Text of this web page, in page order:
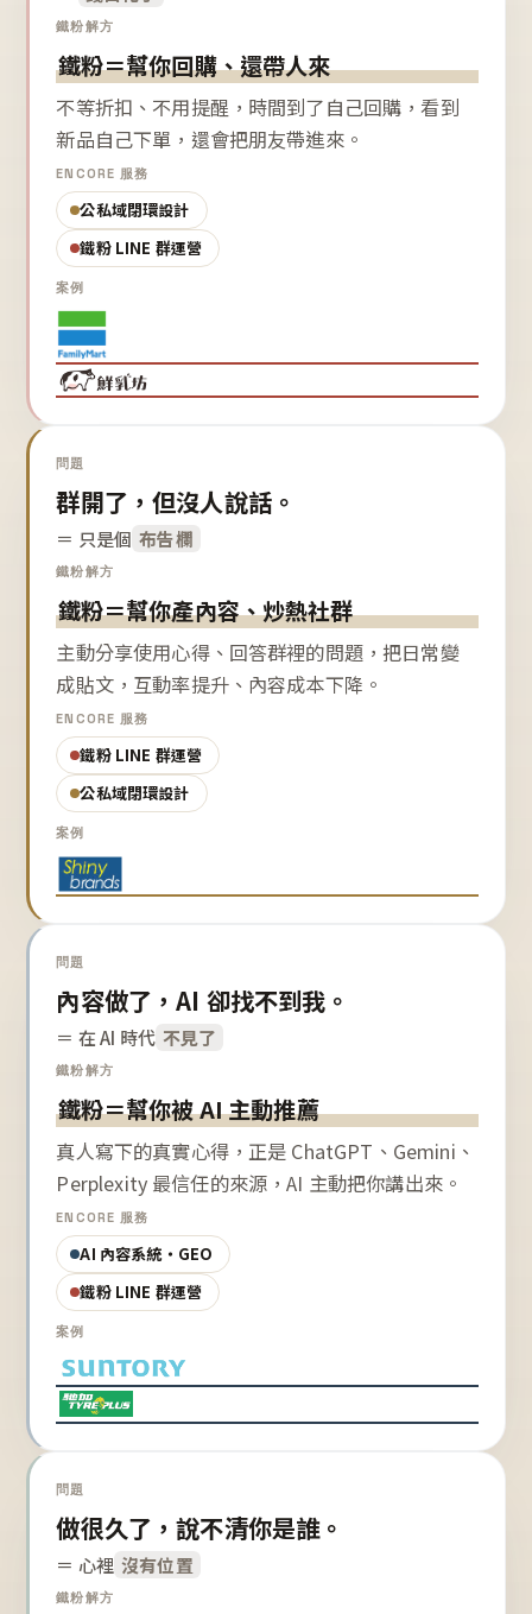
鐵粉解方
鐵粉＝幫你回購、還帶人來
不等折扣、不用提醒，時間到了自己回購，看到
新品自己下單，還會把朋友帶進來。
ENCORE 服務
公私域閉環設計
鐵粉 LINE 群運營
案例
問題
群開了，但沒人說話。
＝ 只是個 布告欄
鐵粉解方
鐵粉＝幫你產內容、炒熱社群
主動分享使用心得、回答群裡的問題，把日常變
成貼文，互動率提升、內容成本下降。
ENCORE 服務
鐵粉 LINE 群運營
公私域閉環設計
案例
問題
內容做了，AI 卻找不到我。
＝ 在 AI 時代 不見了
鐵粉解方
鐵粉＝幫你被 AI 主動推薦
真人寫下的真實心得，正是 ChatGPT、Gemini、
Perplexity 最信任的來源，AI 主動把你講出來。
ENCORE 服務
AI 內容系統・GEO
鐵粉 LINE 群運營
案例
問題
做很久了，說不清你是誰。
＝ 心裡 沒有位置
鐵粉解方